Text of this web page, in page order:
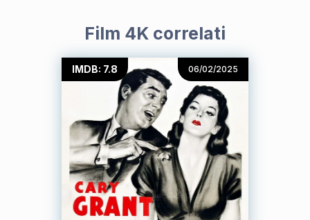
Film 4K correlati
IMDB: 7.8 06/02/2025